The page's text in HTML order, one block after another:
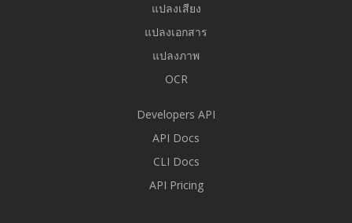
แปลงเสียง
แปลงเอกสาร
แปลงภาพ
OCR
Developers API
API Docs
CLI Docs
API Pricing